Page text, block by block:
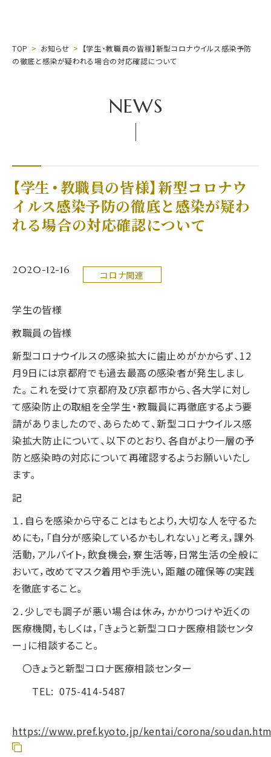
TOP お知らせ
【学生・教職員の皆様】新型コロナウイルス感染予防
の徹底と感染が疑われる場合の対応確認について
NEWS
【学生・教職員の皆様】新型コロナウ
イルス感染予防の徹底と感染が疑わ
れる場合の対応確認について
2020-12-16 コロナ関連
学生の皆様
教職員の皆様
新型コロナウイルスの感染拡大に歯止めがかからず、12
月9日には京都府でも過去最高の感染者が発生しまし
た。これを受けて京都府及び京都市から、各大学に対し
て感染防止の取組を全学生・教職員に再徹底するよう要
請がありましたので、あらためて、新型コロナウイルス感
染拡大防止について、以下のとおり、各自がより一層の予
防と感染時の対応について再確認するようお願いいたし
ます。
記
１．自らを感染から守ることはもとより，大切な人を守るた
めにも，「自分が感染しているかもしれない」と考え，課外
活動，アルバイト，飲食機会，寮生活等，日常生活の全般に
おいて，改めてマスク着用や手洗い，距離の確保等の実践
を徹底すること。
２．少しでも調子が悪い場合は休み，かかりつけや近くの
医療機関，もしくは，「きょうと新型コロナ医療相談センタ
ー」に相談すること。
〇きょうと新型コロナ医療相談センター
TEL: 075-414-5487
https://www.pref.kyoto.jp/kentai/corona/